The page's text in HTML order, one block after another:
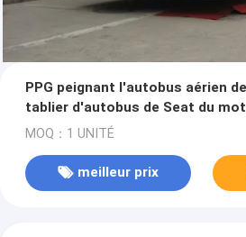
PPG peignant l'autobus aérien
tablier d'autobus de Seat du
MOQ：1 UNITÉ
meilleur prix